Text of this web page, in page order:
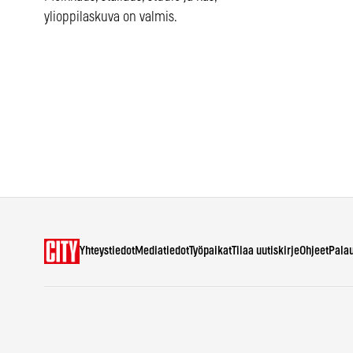
ylioppilaskuva on valmis.
YhteystiedotMediatiedotTyöpaikatTilaa uutiskirjeOhjeet